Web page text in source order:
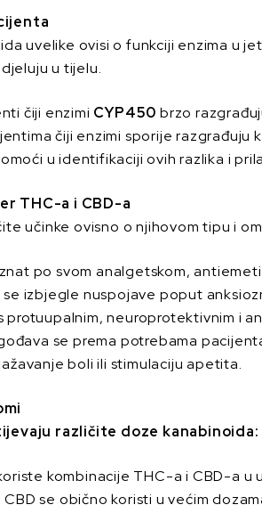
uvelike ovisi o funkciji enzima u
u tijelu.
čiji enzimi CYP450 brzo
čiji enzimi sporije
u identifikaciji ovih razlika i
THC-a i CBD-a
učinke ovisno o njihovom tipu i
po svom analgetskom,
izbjegle nuspojave poput
neuroprotektivnim i
se prema potrebama
boli ili stimulaciju apetita.
različite doze kanabinoida:
kombinacije THC-a i CBD-a
se obično koristi u većim